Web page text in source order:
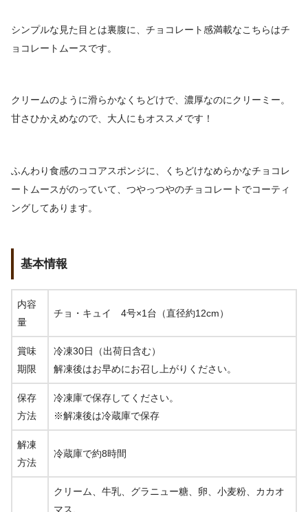
シンプルな見た目とは裏腹に、チョコレート感満載なこちらはチ
ョコレートムースです。
クリームのように滑らかなくちどけで、濃厚なのにクリーミー。
甘さひかえめなので、大人にもオススメです！
ふんわり食感のココアスポンジに、くちどけなめらかなチョコレ
ートムースがのっていて、つやっつやのチョコレートでコーティ
ングしてあります。
基本情報
内容
量
チョ・キュイ 4号×1台（直径約12cm）
賞味
期限
冷凍30日（出荷日含む）
解凍後はお早めにお召し上がりください。
保存
方法
冷凍庫で保存してください。
※解凍後は冷蔵庫で保存
解凍
方法
冷蔵庫で約8時間
クリーム、牛乳、グラニュー糖、卵、小麦粉、カカオ
マス、